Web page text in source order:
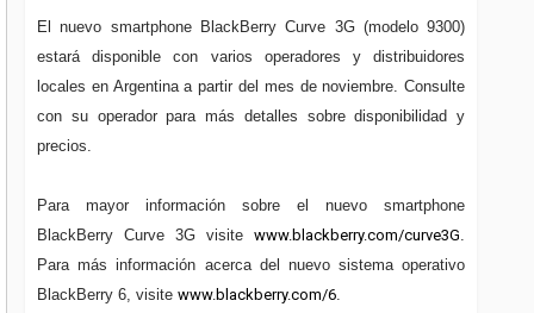
El nuevo smartphone BlackBerry Curve 3G (modelo 9300)
estará disponible con varios operadores y distribuidores
locales en Argentina a partir del mes de noviembre. Consulte
con su operador para más detalles sobre disponibilidad y
precios.
Para mayor información sobre el nuevo smartphone
BlackBerry Curve 3G visitewww.blackberry.com/curve3G.
Para más información acerca del nuevo sistema operativo
BlackBerry 6, visite www.blackberry.com/6.